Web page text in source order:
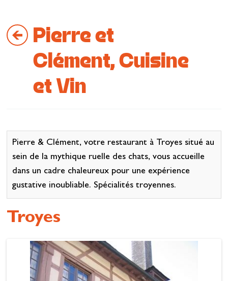
Bouger
Se loger
Se restaurer
S’inspirer
Pierre et
Clément, Cuisine
et Vin
Pierre & Clément, votre restaurant à Troyes situé au
sein de la mythique ruelle des chats, vous accueille
dans un cadre chaleureux pour une expérience
gustative inoubliable. Spécialités troyennes.
Troyes